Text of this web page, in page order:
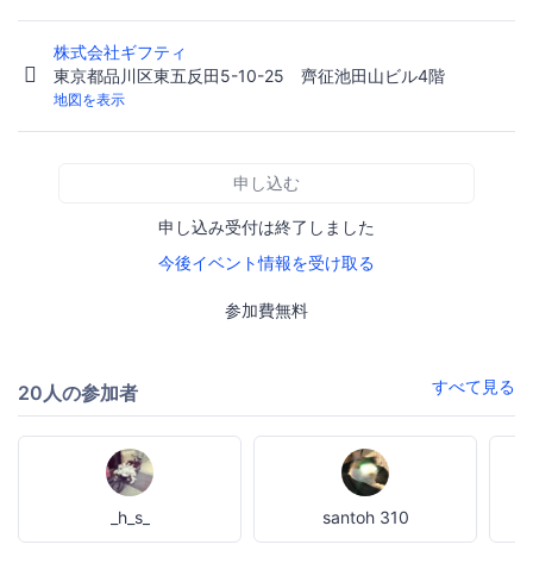
株式会社ギフティ
東京都品川区東五反田5-10-25 齊征池田山ビル4階
地図を表示
申し込む
申し込み受付は終了しました
今後イベント情報を受け取る
参加費無料
20人の参加者 すべて見る
_h_s_ santoh 310